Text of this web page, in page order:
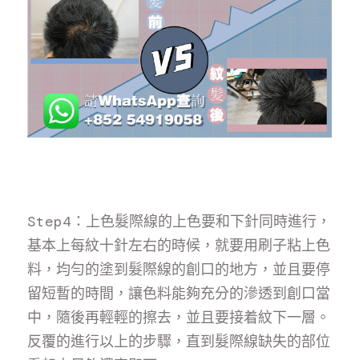
Step4：上色髮際線的上色要和下針同時進行，
基本上每紋十針左右的時候，就要用刷子粘上色
料，均勻的塗到髮際線的創口的地方，並且要停
留短暫的時間，讓色料能夠充分的滲透到創口當
中，隨後再輕輕的擦去，並且要接着紋下一層。
反覆的進行以上的步驟，直到髮際線缺失的部位